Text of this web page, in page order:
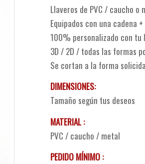
Llaveros de PVC / caucho o
Equipados con una cadena
100% personalizado con tu
3D / 2D / todas las formas
Se cortan a la forma
DIMENSIONES:
Tamaño según tus deseos
MATERIAL :
PVC / caucho / metal
PEDIDO MÍNIMO :